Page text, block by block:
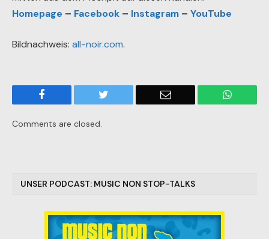
Homepage – Facebook – Instagram – YouTube
Bildnachweis: all-noir.com.
Email
Comments are closed.
UNSER PODCAST: MUSIC NON STOP-TALKS